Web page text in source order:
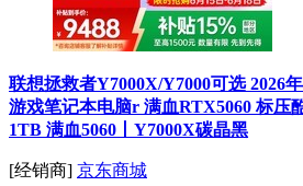
联想拯救者Y7000X/Y7000可选 2026
游戏笔记本电脑r 满血RTX5060 标压
1TB 满血5060丨Y7000X碳晶黑
[经销商] 京东商城